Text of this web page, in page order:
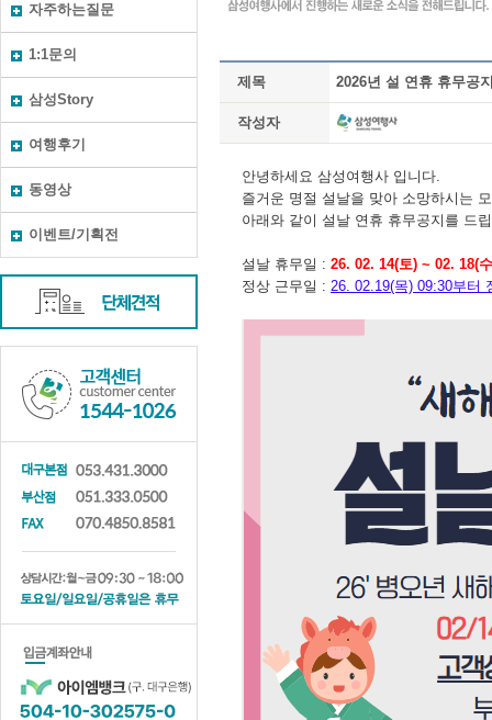
자주하는질문
1:1문의
삼성Story
여행후기
동영상
이벤트/기획전
제목 2026년 설 연휴 휴무공
작성자